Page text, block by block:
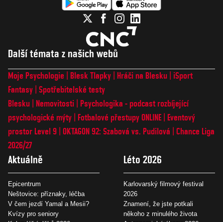
Další témata z našich webů
Moje Psychologie Blesk Tlapky Hráči na Blesku
iSport
Fantasy Spotřebitelské testy
Blesku
Nemovitosti
Psychologika - podcast rozbíjející
psychologické mýty
Fotbalové přestupy ONLINE
Eventový
prostor Level 9 OKTAGON 92: Szabová vs. Pudilová
Chance Liga
2026/27
Aktuálně
Epicentrum
Neštovice: příznaky, léčba
V čem jezdí Yamal a Mesii?
Kvízy pro seniory
Léto 2026
Karlovarský filmový festival
2026
Znamení, že jste potkali
někoho z minulého života